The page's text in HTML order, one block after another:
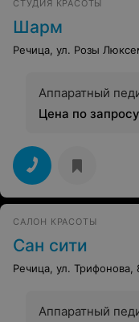
СТУДИЯ КРАСОТЫ
Шарм
Речица, ул. Розы
Аппаратный
Цена по запросу
САЛОН КРАСОТЫ
Сан сити
Речица, ул. Трифонова,
Аппаратный